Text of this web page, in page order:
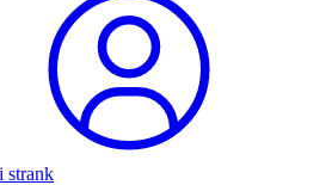
strank